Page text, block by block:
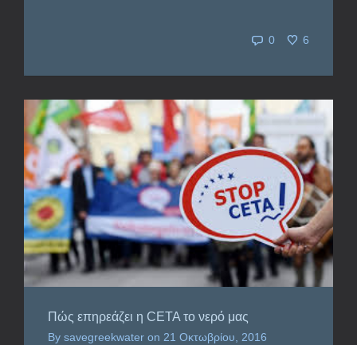
0 6
Πώς επηρεάζει η CETA το νερό μας
By savegreekwater on 21 Οκτωβρίου, 2016